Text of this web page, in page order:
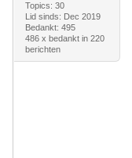
Topics: 30
Lid sinds: Dec 2019
Bedankt: 495
486 x bedankt in 220
berichten